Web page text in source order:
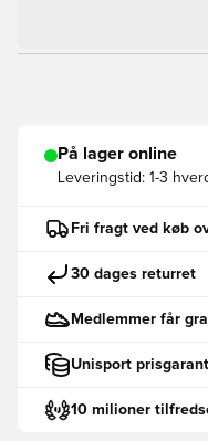
På lager online
Leveringstid: 1-3
Fri fragt ved køb
30 dages returret
Medlemmer får
Unisport
10 milioner